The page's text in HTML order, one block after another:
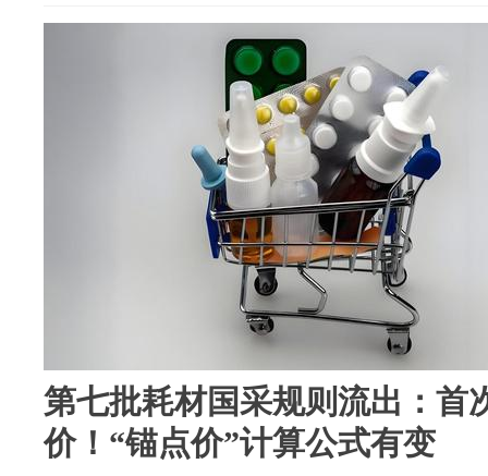
第七批耗材国采规则流出：首
价！“锚点价”计算公式有变